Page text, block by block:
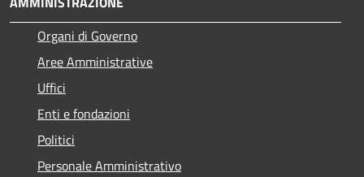
Organi di Governo
Aree Amministrative
Uffici
Enti e fondazioni
Politici
Personale Amministrativo